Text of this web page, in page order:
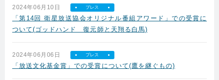
2024年06月10日 プレス
「第14回 衛星放送協会オリジナル番組アワード」での受賞に
ついて(ゴッドハンド 復元師と天翔る白馬)
2024年06月06日 プレス
「放送文化基金賞」での受賞について(鷹を継ぐもの)